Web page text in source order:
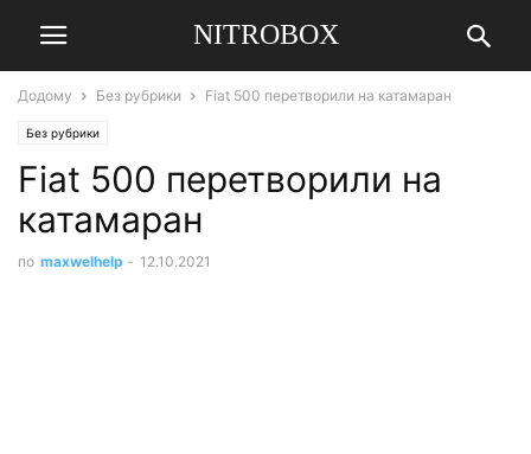
NITROBOX
Додому Без рубрики Fiat 500 перетворили на катамаран
Без рубрики
Fiat 500 перетворили на
катамаран
по maxwelhelp - 12.10.2021